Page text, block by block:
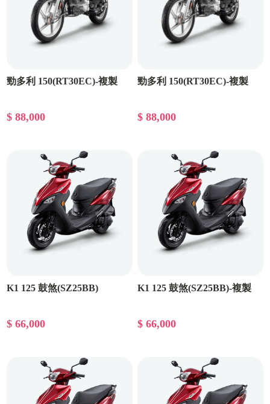
勁多利 150(RT30EC)-複製
$ 88,000
勁多利 150(RT30EC)-複製
$ 88,000
K1 125 鼓煞(SZ25BB)
$ 66,000
K1 125 鼓煞(SZ25BB)-複製
$ 66,000